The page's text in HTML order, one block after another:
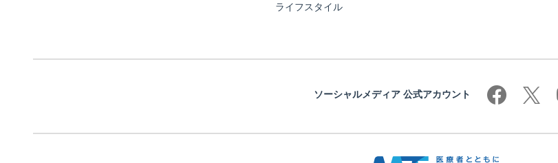
ライフスタイル
ソーシャルメディア 公式アカウント